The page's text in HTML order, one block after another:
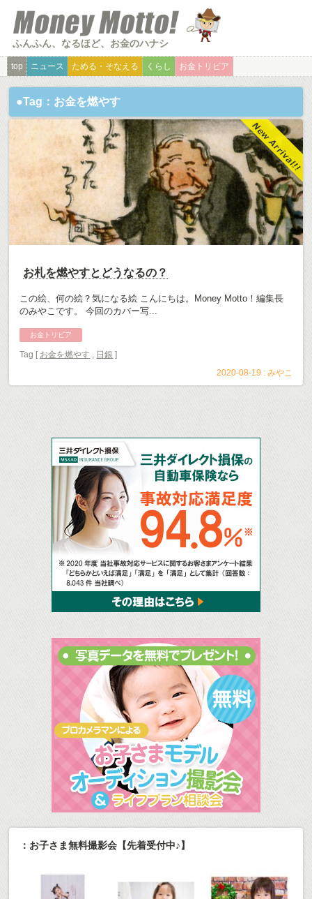
ふんふん、なるほど、お金のハナシ
top ニュース ためる・そなえる くらし お金トリビア
●Tag：お金を燃やす
お札を燃やすとどうなるの？
この絵、何の絵？気になる絵 こんにちは。Money Motto！編集長
のみやこです。 今回のカバー写...
お金トリビア
Tag [ お金を燃やす 日銀 ]
2020-08-19 : みやこ
：お子さま無料撮影会【先着受付中♪】